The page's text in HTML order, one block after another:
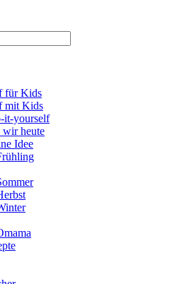
für Kids
mit Kids
it-yourself
wir heute
Idee